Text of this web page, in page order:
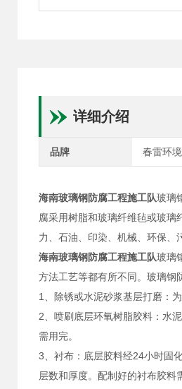
详细介绍
品牌 春雷环境
海南玻璃钢防腐工程施工队玻璃
腐采用树脂和玻璃纤维毡或玻璃
力、石油、印染、机械、环保、
海南玻璃钢防腐工程施工队玻璃
方法工艺等都有所不同。玻璃钢
1、除锈或水泥砂浆基层打磨：
2、喷刷底层环氧树脂胶料：水
需用完。
3、衬布：底层胶料经24小时固
层数和厚度。配制好的衬布胶